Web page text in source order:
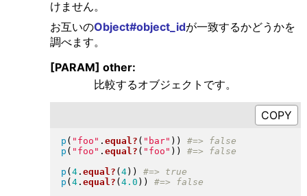
けません。
お互いのObject#object_idが一致するかどうかを
調べます。
[PARAM] other:
比較するオブジェクトです。
p ( " foo " . equal? ( " bar" ) )
p ( " foo " . equal? ( " foo " ) )
p ( 4. equal? ( 4) )
p ( 4. equal? ( 4.0 ) )